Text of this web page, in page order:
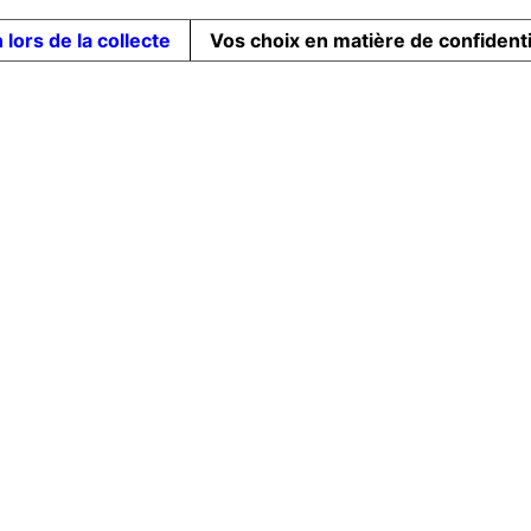
lors de la collecte Vos choix en matière de